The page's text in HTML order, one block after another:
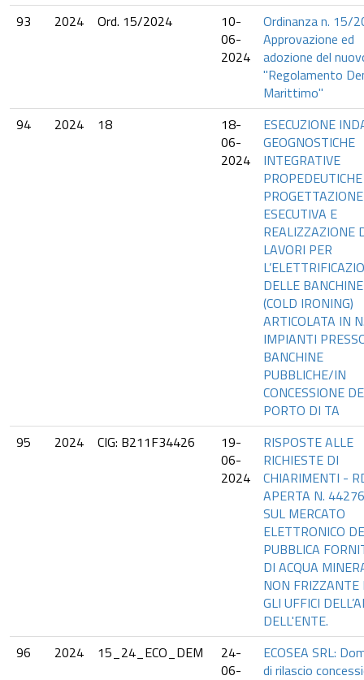
93
2024 Ord. 15/2024
10-
06-
2024
Ordinanza n. 15/
Approvazione ed
adozione del
"Regolamento
Marittimo"
94
2024 18
18-
06-
2024
ESECUZIONE
GEOGNOSTICHE
INTEGRATIVE
PROGETTAZIONE
ESECUTIVA E
REALIZZAZIONE
LAVORI PER
DELLE BANCHINE
(COLD IRONING)
ARTICOLATA IN
IMPIANTI
BANCHINE
PUBBLICHE/IN
CONCESSIONE
PORTO DI TA
95
2024 CIG: B211F34426
19-
06-
2024
RISPOSTE ALLE
RICHIESTE DI
CHIARIMENTI -
APERTA N.
SUL MERCATO
ELETTRONICO
PUBBLICA
DI ACQUA
NON FRIZZANTE
GLI UFFICI
DELL'ENTE.
96
2024 15_24_ECO_DEM
24-
06-
ECOSEA SRL:
di rilascio